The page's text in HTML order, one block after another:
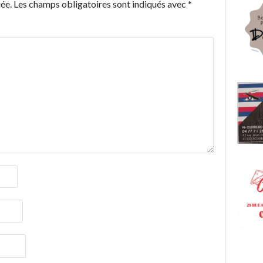
Les champs obligatoires sont indiqués avec *